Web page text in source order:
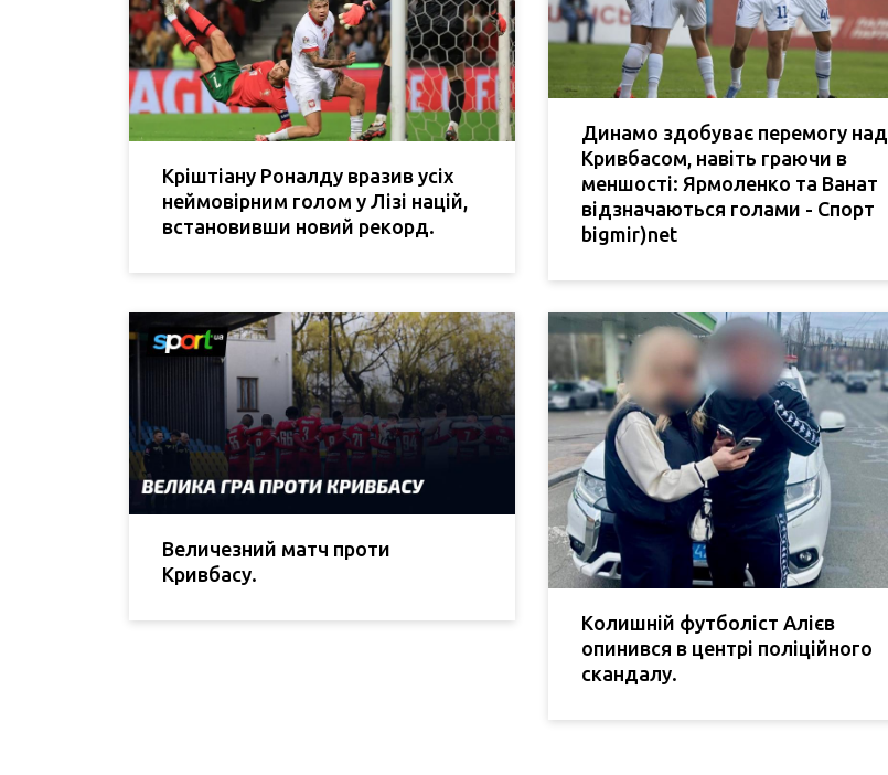
Кріштіану Роналду вразив усіх
неймовірним голом у Лізі націй,
встановивши новий рекорд.
Динамо здобуває перемогу над
Кривбасом, навіть граючи в
меншості: Ярмоленко та Ванат
відзначаються голами - Спорт
bigmir)net
Величезний матч проти
Кривбасу.
Колишній футболіст Алієв
опинився в центрі поліційного
скандалу.